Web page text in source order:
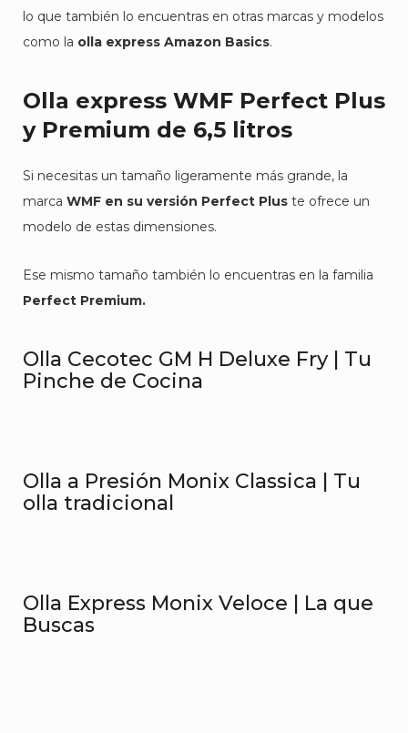
lo que también lo encuentras en otras marcas y modelos
como la olla express Amazon Basics.
Olla express WMF Perfect Plus
y Premium de 6,5 litros
Si necesitas un tamaño ligeramente más grande, la
marca WMF en su versión Perfect Plus te ofrece un
modelo de estas dimensiones.
Ese mismo tamaño también lo encuentras en la familia
Perfect Premium.
Olla Cecotec GM H Deluxe Fry | Tu
Pinche de Cocina
Olla a Presión Monix Classica | Tu
olla tradicional
Olla Express Monix Veloce | La que
Buscas